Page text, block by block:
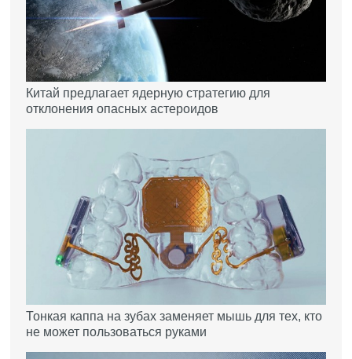
Китай предлагает ядерную стратегию для
отклонения опасных астероидов
Тонкая каппа на зубах заменяет мышь для тех, кто
не может пользоваться руками